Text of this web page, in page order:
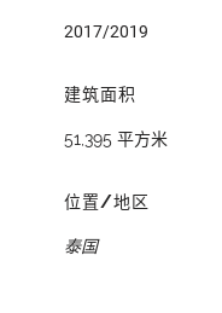
2017/2019
建筑面积
51,395 平方米
位置/地区
泰国